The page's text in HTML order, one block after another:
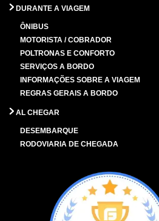
DURANTE A VIAGEM
ÔNIBUS
MOTORISTA / COBRADOR
POLTRONAS E CONFORTO
SERVIÇOS A BORDO
INFORMAÇÕES SOBRE A VIAGEM
REGRAS GERAIS A BORDO
AL CHEGAR
DESEMBARQUE
RODOVIARIA DE CHEGADA